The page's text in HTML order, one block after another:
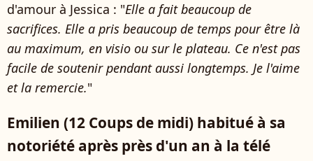
d'amour à Jessica : "Elle a fait beaucoup de
sacrifices. Elle a pris beaucoup de temps pour être là
au maximum, en visio ou sur le plateau. Ce n'est pas
facile de soutenir pendant aussi longtemps. Je l'aime
et la remercie."
Emilien (12 Coups de midi) habitué à sa
notoriété après près d'un an à la télé